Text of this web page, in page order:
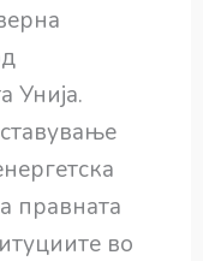
Унија.
правната
во